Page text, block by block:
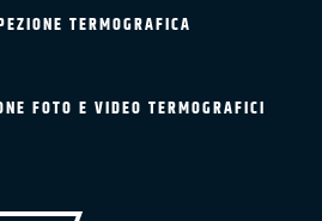
TERMOGRAFICA
FOTO E VIDEO TERMOGRAFICI